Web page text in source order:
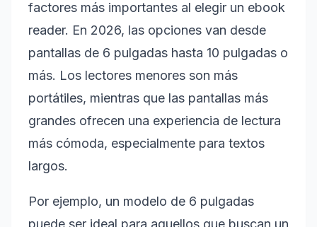
factores más importantes al elegir un ebook
reader. En 2026, las opciones van desde
pantallas de 6 pulgadas hasta 10 pulgadas o
más. Los lectores menores son más
portátiles, mientras que las pantallas más
grandes ofrecen una experiencia de lectura
más cómoda, especialmente para textos
largos.
Por ejemplo, un modelo de 6 pulgadas
puede ser ideal para aquellos que buscan un